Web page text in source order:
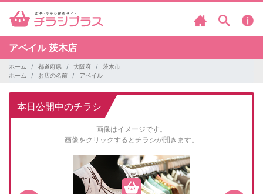
アベイル茨木店
ホーム 都道府県 大阪府
茨木市
ホーム
お店の名前 アベイル
本日公開中のチラシ
画像はイメージです。
画像をクリックするとチラシが開きます。